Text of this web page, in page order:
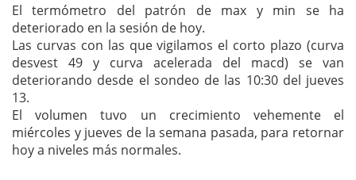
El termómetro del patrón de max y min se ha
deteriorado en la sesión de hoy.
Las curvas con las que vigilamos el corto plazo (curva
desvest 49 y curva acelerada del macd) se van
deteriorando desde el sondeo de las 10:30 del jueves
13.
El volumen tuvo un crecimiento vehemente el
miércoles y jueves de la semana pasada, para retornar
hoy a niveles más normales.